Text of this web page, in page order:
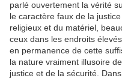
parlé ouvertement la vérité
le caractère faux de la justice
religieux et du matériel
ceux dans les endroits élevés
en permanence de cette
la nature vraiment illusoire de
justice et de la sécurité